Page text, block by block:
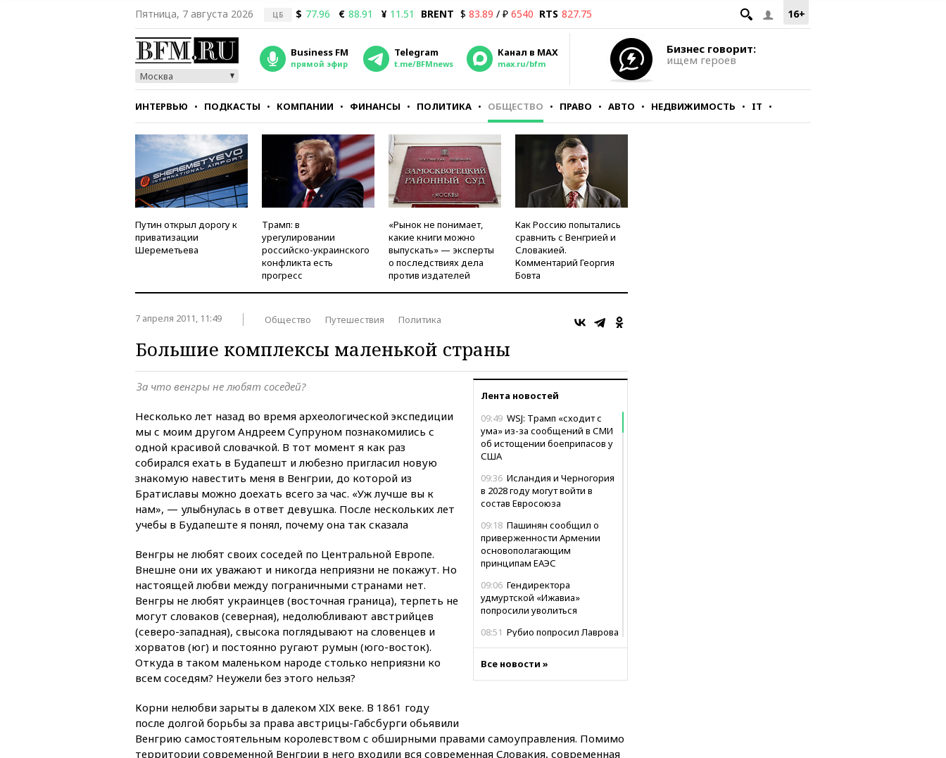
16+
Пятница, 7 августа 2026 ЦБ $ 77.96 € 88.91 ¥ 11.51 BRENT $ 83.89 / ₽ 6540 RTS 827.75
Москва
Business FM
прямой эфир
Telegram
t.me/BFMnews
Канал в MAX
max.ru/bfm
Бизнес говорит:
ищем героев
ИНТЕРВЬЮ ПОДКАСТЫ КОМПАНИИ ФИНАНСЫ ПОЛИТИКА ОБЩЕСТВО ПРАВО АВТО НЕДВИЖИМОСТЬ IT
СТИЛЬ ТЕСТЫ
Путин открыл дорогу к
приватизации
Шереметьева
Трамп: в
урегулировании
российско-украинского
конфликта есть
прогресс
«Рынок не понимает,
какие книги можно
выпускать» — эксперты
о последствиях дела
против издателей
Как Россию попытались
сравнить с Венгрией и
Словакией.
Комментарий Георгия
Бовта
7 апреля 2011, 11:49 Общество Путешествия Политика
Большие комплексы маленькой страны
Лента новостей
09:49 WSJ: Трамп «сходит с
ума» из-за сообщений в СМИ
об истощении боеприпасов у
США
09:36 Исландия и Черногория
в 2028 году могут войти в
состав Евросоюза
09:18 Пашинян сообщил о
приверженности Армении
основополагающим
принципам ЕАЭС
09:06 Гендиректора
удмуртской «Ижавиа»
попросили уволиться
08:51 Рубио попросил Лаврова
осужденного в России
устроил стрельбу в школе:
есть жертвы
Все новости »
За что венгры не любят соседей?
Несколько лет назад во время археологической экспедиции
мы с моим другом Андреем Супруном познакомились с
одной красивой словачкой. В тот момент я как раз
собирался ехать в Будапешт и любезно пригласил новую
знакомую навестить меня в Венгрии, до которой из
Братиславы можно доехать всего за час. «Уж лучше вы к
нам», — улыбнулась в ответ девушка. После нескольких лет
учебы в Будапеште я понял, почему она так сказала
Венгры не любят своих соседей по Центральной Европе.
Внешне они их уважают и никогда неприязни не покажут. Но
настоящей любви между пограничными странами нет.
Венгры не любят украинцев (восточная граница), терпеть не
могут словаков (северная), недолюбливают австрийцев
(северо-западная), свысока поглядывают на словенцев и
хорватов (юг) и постоянно ругают румын (юго-восток).
Откуда в таком маленьком народе столько неприязни ко
всем соседям? Неужели без этого нельзя?
Корни нелюбви зарыты в далеком XIX веке. В 1861 году
после долгой борьбы за права австрицы-Габсбурги обьявили
Венгрию самостоятельным королевством с обширными правами самоуправления. Помимо
территории современной Венгрии в него входили вся современная Словакия, современная